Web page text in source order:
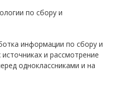
по сбору и
информации по сбору и
и рассмотрение
одноклассниками и на